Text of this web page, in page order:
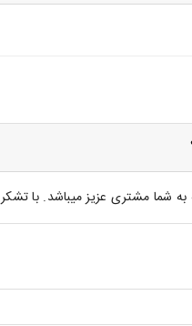
شما مشتری عزیز میباشد. با تشکر